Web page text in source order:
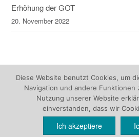
Erhöhung der GOT
20. November 2022
Theme by
Out the
Diese Website benutzt Cookies, um
Navigation und andere
Nutzung unserer Website
einverstanden, dass wir
Ich akzeptiere